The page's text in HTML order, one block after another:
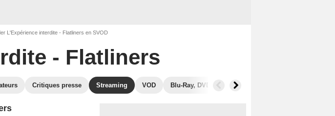
L'Expérience interdite - Flatliners en SVOD
- Flatliners
Critiques presse Streaming VOD Blu-Ray, DVD Photos